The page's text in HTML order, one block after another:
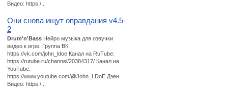
Видео: https:/...
Они снова ищут оправдания v4.5-
2
Drum'n'Bass Нейро музыка для озвучки
видео к игре. Группа ВК:
https://vk.com/john_ldoe Канал на RuTube:
https://rutube.ru/channel/20384317/ Канал на
YouTube:
https://www.youtube.com/@John_LDoE Дзен
Видео: https:/...